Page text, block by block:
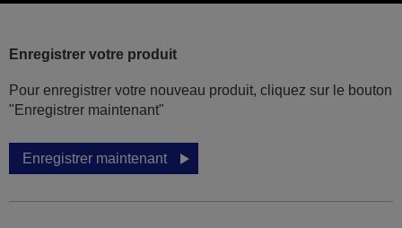
Enregistrer votre produit
Pour enregistrer votre nouveau produit, cliquez sur le bouton
"Enregistrer maintenant"
Enregistrer maintenant